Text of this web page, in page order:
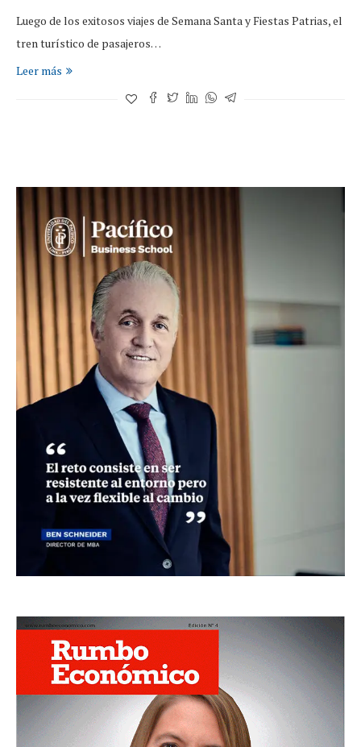
Luego de los exitosos viajes de Semana Santa y Fiestas Patrias, el
tren turístico de pasajeros…
Leer más